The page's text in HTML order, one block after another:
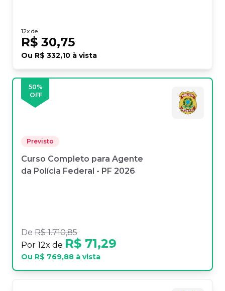
12x de
R$ 30,75
Ou R$ 332,10 à vista
50%
OFF
Previsto
Curso Completo para Agente
da Polícia Federal - PF 2026
De R$ 1.710,85
Por 12x de R$ 71,29
Ou R$ 769,88 à vista